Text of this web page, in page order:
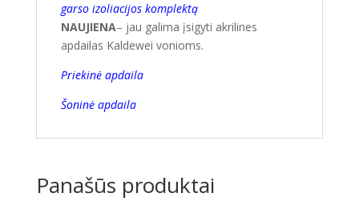
garso izoliacijos komplektą
NAUJIENA– jau galima įsigyti akrilines
apdailas Kaldewei vonioms.
Priekinė apdaila
Šoninė apdaila
Panašūs produktai